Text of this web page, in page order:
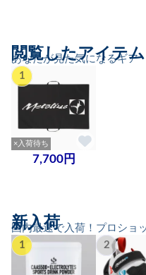
あなたが見た気になるギア
閲覧したアイテム
1
×入荷待ち
7,700円
国内最速で入荷！プロショ
新入荷
1 2